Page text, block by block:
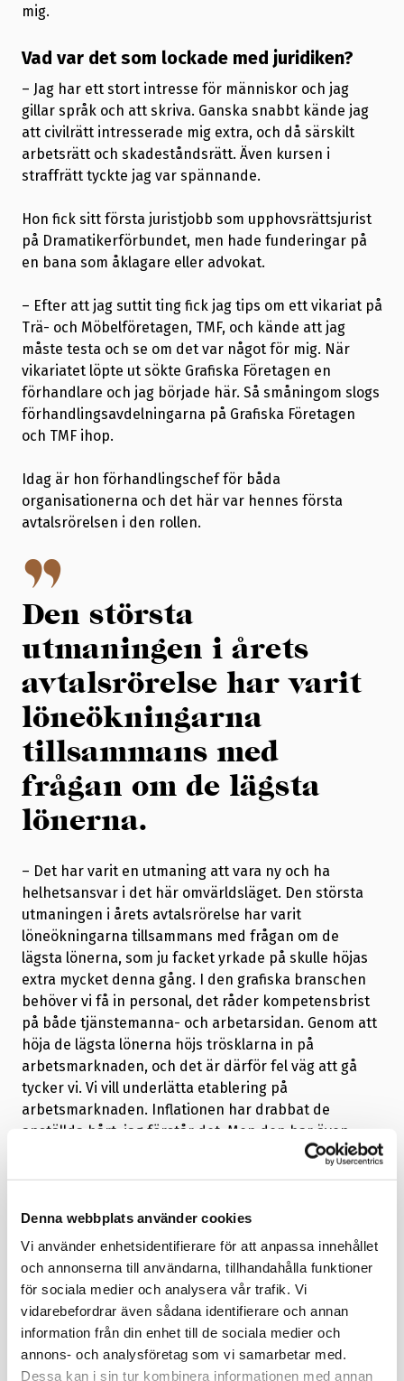
Denna webbplats använder cookies
Vi använder enhetsidentifierare för att anpassa innehållet
och annonserna till användarna, tillhandahålla funktioner
för sociala medier och analysera vår trafik. Vi
vidarebefordrar även sådana identifierare och annan
information från din enhet till de sociala medier och
annons- och analysföretag som vi samarbetar med.
Dessa kan i sin tur kombinera informationen med annan
mig.
Vad var det som lockade med juridiken?
– Jag har ett stort intresse för människor och jag
gillar språk och att skriva. Ganska snabbt kände jag
att civilrätt intresserade mig extra, och då särskilt
arbetsrätt och skadeståndsrätt. Även kursen i
straffrätt tyckte jag var spännande.
Hon fick sitt första juristjobb som upphovsrättsjurist
på Dramatikerförbundet, men hade funderingar på
en bana som åklagare eller advokat.
– Efter att jag suttit ting fick jag tips om ett vikariat på
Trä- och Möbelföretagen, TMF, och kände att jag
måste testa och se om det var något för mig. När
vikariatet löpte ut sökte Grafiska Företagen en
förhandlare och jag började här. Så småningom slogs
förhandlingsavdelningarna på Grafiska Företagen
och TMF ihop.
Idag är hon förhandlingschef för båda
organisationerna och det här var hennes första
avtalsrörelsen i den rollen.
Den största
utmaningen i årets
avtalsrörelse har varit
löneökningarna
tillsammans med
frågan om de lägsta
lönerna.
– Det har varit en utmaning att vara ny och ha
helhetsansvar i det här omvärldsläget. Den största
utmaningen i årets avtalsrörelse har varit
löneökningarna tillsammans med frågan om de
lägsta lönerna, som ju facket yrkade på skulle höjas
extra mycket denna gång. I den grafiska branschen
behöver vi få in personal, det råder kompetensbrist
på både tjänstemanna- och arbetarsidan. Genom att
höja de lägsta lönerna höjs trösklarna in på
arbetsmarknaden, och det är därför fel väg att gå
tycker vi. Vi vill underlätta etablering på
arbetsmarknaden. Inflationen har drabbat de
anställda hårt, jag förstår det. Men den har även
vissa företag hårt. Ändå tror hon att det faktum att
den grafiska branschen redan haft sitt stålbad gör
att företagen trots allt står sig relativt väl.
– De grafiska företagen gjorde sin resa redan före
pandemin, med en rejäl strukturomvandling och
många fusioner. Sedan kom pandemin och nu det
svåra omvärldsläget. Många av medlemsföretagen